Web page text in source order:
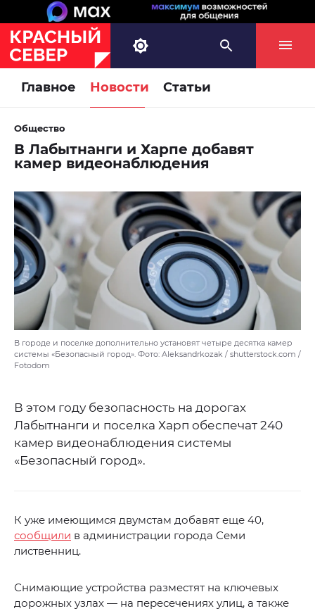
Главное Новости Статьи
Общество
В Лабытнанги и Харпе добавят
камер видеонаблюдения
В городе и поселке дополнительно установят четыре десятка камер
системы «Безопасный город». Фото: Aleksandrkozak / shutterstock.com /
Fotodom
В этом году безопасность на дорогах
Лабытнанги и поселка Харп обеспечат 240
камер видеонаблюдения системы
«Безопасный город».
К уже имеющимся двумстам добавят еще 40,
сообщили в администрации города Семи
лиственниц.
Снимающие устройства разместят на ключевых
дорожных узлах — на пересечениях улиц, а также